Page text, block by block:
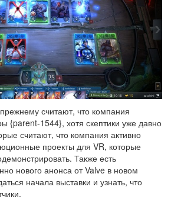
считают, что компания
{parent-1544}, хотя скептики уже давно
считают, что компания активно
проекты для VR, которые
Также есть
нового анонса от Valve в новом
начала выставки и узнать, что